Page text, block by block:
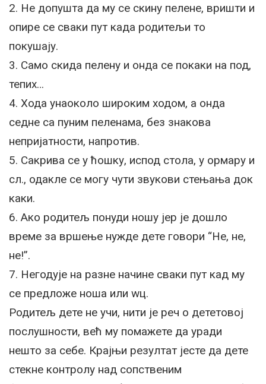
2. Не допушта да му се скину пелене, вришти и
опире се сваки пут када родитељи то
покушају.
3. Само скида пелену и онда се покаки на под,
тепих…
4. Хода унаоколо широким ходом, а онда
седне са пуним пеленама, без знакова
непријатности, напротив.
5. Сакрива се у ћошку, испод стола, у ормару и
сл., одакле се могу чути звукови стењања док
каки.
6. Ако родитељ понуди ношу јер је дошло
време за вршење нужде дете говори “Не, не,
не!”.
7. Негодује на разне начине сваки пут кад му
се предложе ноша или wц.
Родитељ дете не учи, нити је реч о дететовој
послушности, већ му помажете да уради
нешто за себе. Крајњи резултат јесте да дете
стекне контролу над сопственим